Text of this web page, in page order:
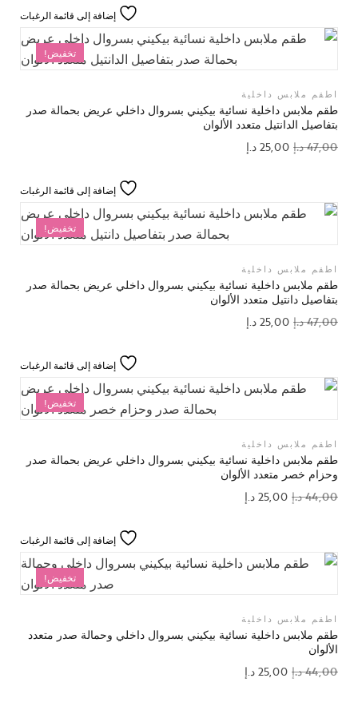
إضافة إلى قائمة الرغبات
تخفيض!
اطقم ملابس داخلية
طقم ملابس داخلية نسائية بيكيني بسروال داخلي عريض بحمالة صدر
بتفاصيل الدانتيل متعدد الألوان
47,00د.إ 25,00د.إ
إضافة إلى قائمة الرغبات
تخفيض!
اطقم ملابس داخلية
طقم ملابس داخلية نسائية بيكيني بسروال داخلي عريض بحمالة صدر
بتفاصيل دانتيل متعدد الألوان
47,00د.إ 25,00د.إ
إضافة إلى قائمة الرغبات
تخفيض!
اطقم ملابس داخلية
طقم ملابس داخلية نسائية بيكيني بسروال داخلي عريض بحمالة صدر
وحزام خصر متعدد الألوان
44,00د.إ 25,00د.إ
إضافة إلى قائمة الرغبات
تخفيض!
اطقم ملابس داخلية
طقم ملابس داخلية نسائية بيكيني بسروال داخلي وحمالة صدر متعدد
الألوان
44,00د.إ 25,00د.إ